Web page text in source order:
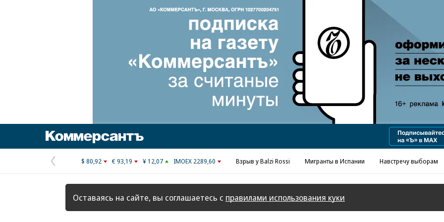
Реклама в «Ъ» www.kommersant.ru/ad
Предыдущая
страница
$ 80,92 € 93,19 ¥ 12,07 IMOEX 2289,60 Взрыв у Balzi Rossi Мигранты в Испании Навстречу выборам
Оставаясь на сайте, вы соглашаетесь с правилами использования куки